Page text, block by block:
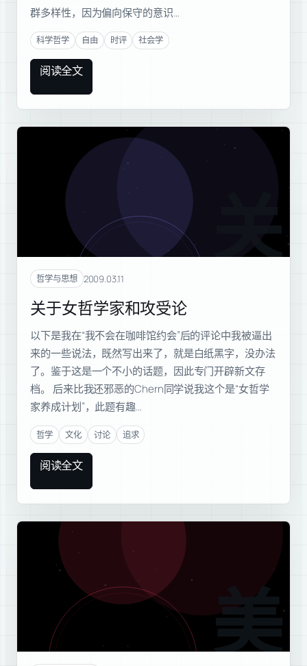
群多样性，因为偏向保守的意识…
科学哲学 自由 时评 社会学
阅读全文
关于
哲学与思想 2009.03.11
关于女哲学家和攻受论
以下是我在“我不会在咖啡馆约会”后的评论中我被逼出
来的一些说法，既然写出来了，就是白纸黑字，没办法
了。鉴于这是一个不小的话题，因此专门开辟新文存
档。 后来比我还邪恶的Chern同学说我这个是“女哲学
家养成计划”，此题有趣…
哲学 文化 讨论 追求
阅读全文
美